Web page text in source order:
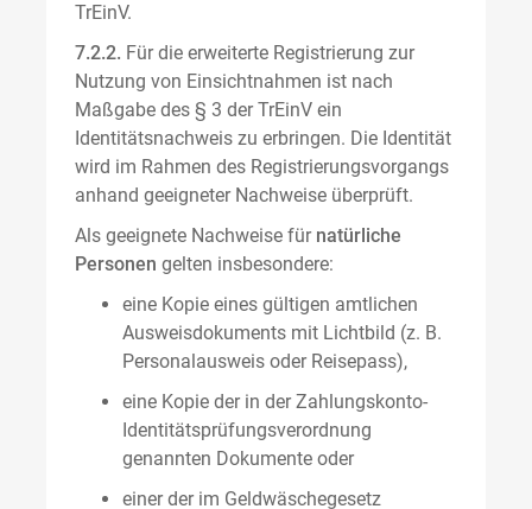
TrEinV.
7.2.2. Für die erweiterte Registrierung zur
Nutzung von Einsichtnahmen ist nach
Maßgabe des § 3 der TrEinV ein
Identitätsnachweis zu erbringen. Die Identität
wird im Rahmen des Registrierungsvorgangs
anhand geeigneter Nachweise überprüft.
Als geeignete Nachweise für natürliche
Personen gelten insbesondere:
eine Kopie eines gültigen amtlichen
Ausweisdokuments mit Lichtbild (z. B.
Personalausweis oder Reisepass),
eine Kopie der in der Zahlungskonto-
Identitätsprüfungsverordnung
genannten Dokumente oder
einer der im Geldwäschegesetz